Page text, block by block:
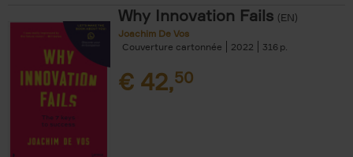
Why Innovation Fails (EN)
Joachim De Vos
Couverture cartonnée
2022 316
€ 42,50